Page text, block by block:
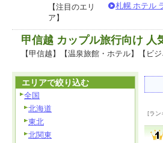
【注目のエリ
ア】
札幌 ホテル
甲信越 カップル旅行向け 人
【甲信越】【温泉旅館・ホテル】【ビ
[ラン
エリアで絞り込む
全国
北海道
東北
北関東